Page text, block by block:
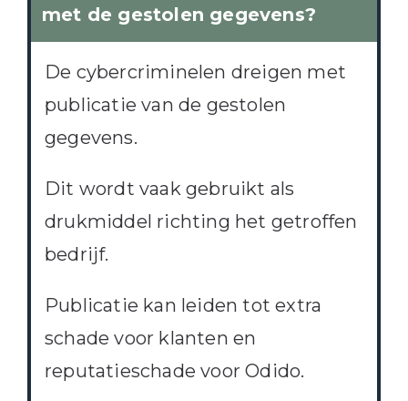
met de gestolen gegevens?
De cybercriminelen dreigen met
publicatie van de gestolen
gegevens.
Dit wordt vaak gebruikt als
drukmiddel richting het getroffen
bedrijf.
Publicatie kan leiden tot extra
schade voor klanten en
reputatieschade voor Odido.